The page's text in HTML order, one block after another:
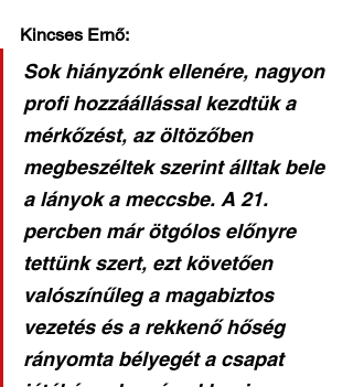
Kincses Ernő:
Sok hiányzónk ellenére, nagyon
profi hozzáállással kezdtük a
mérkőzést, az öltözőben
megbeszéltek szerint álltak bele
a lányok a meccsbe. A 21.
percben már ötgólos előnyre
tettünk szert, ezt követően
valószínűleg a magabiztos
vezetés és a rekkenő hőség
rányomta bélyegét a csapat